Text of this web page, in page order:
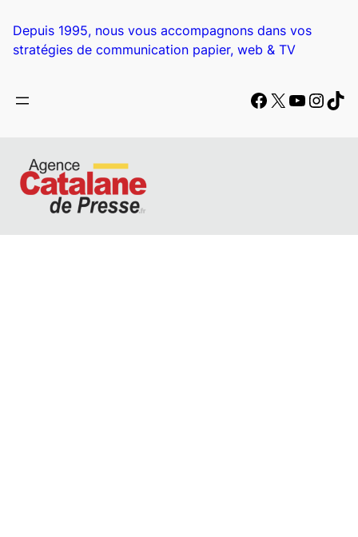
contenu
Depuis 1995, nous vous accompagnons dans vos
stratégies de communication papier, web & TV
Facebook
X